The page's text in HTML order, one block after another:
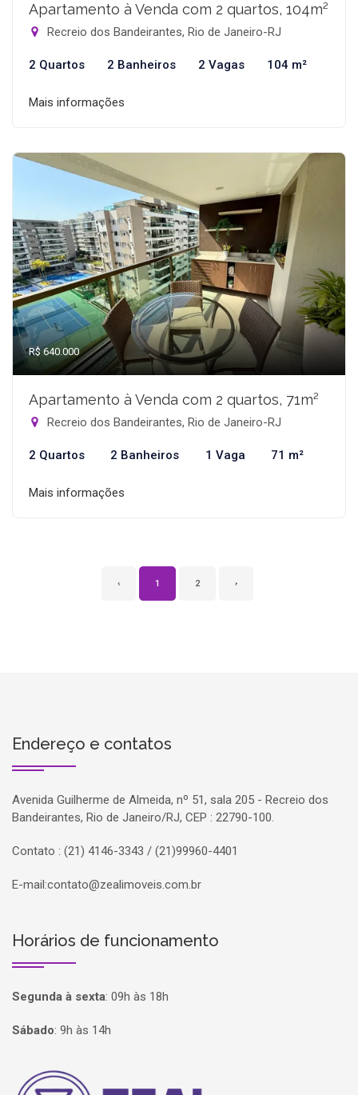
Apartamento à Venda com 2 quartos, 104m²
Recreio dos Bandeirantes, Rio de Janeiro-RJ
2 Quartos 2 Banheiros 2 Vagas 104 m²
Mais informações
R$ 640.000
Apartamento à Venda com 2 quartos, 71m²
Recreio dos Bandeirantes, Rio de Janeiro-RJ
2 Quartos 2 Banheiros 1 Vaga 71 m²
Mais informações
‹ 1 2 ›
Endereço e contatos
Avenida Guilherme de Almeida, nº 51, sala 205 - Recreio dos
Bandeirantes, Rio de Janeiro/RJ, CEP : 22790-100.
Contato : (21) 4146-3343 / (21)99960-4401
E-mail:contato@zealimoveis.com.br
Horários de funcionamento
Segunda à sexta: 09h às 18h
Sábado: 9h às 14h
Página inicial